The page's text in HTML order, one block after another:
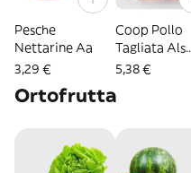
Pesche
Nettarine Aa
3,29 €
Coop Pollo
Tagliata Als
Gr400 Origi
5,38 €
Ortofrutta